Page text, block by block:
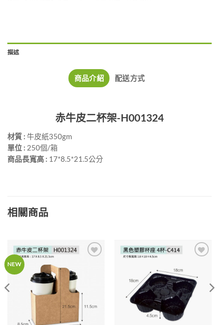
描述
商品介紹 配送方式
赤牛皮二杯架-H001324
材質 : 牛皮紙350gm
單位 : 250個/箱
商品長寬高 : 17*8.5*21.5公分
相關商品
NEW
望清
單」